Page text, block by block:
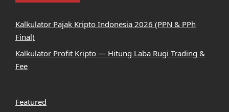
Kalkulator Pajak Kripto Indonesia 2026 (PPN & PPh
Final)
Kalkulator Profit Kripto — Hitung Laba Rugi Trading &
Fee
Featured